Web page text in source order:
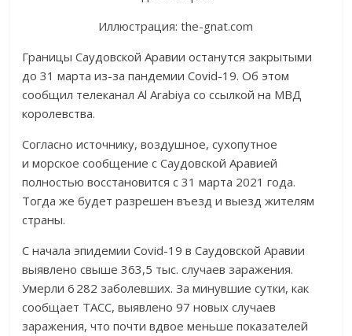
Иллюстрация: the-gnat.com
Границы Саудовской Аравии останутся закрытыми
до 31 марта из-за пандемии Covid-19. Об этом
сообщил телеканал Al Arabiya со ссылкой на МВД
королевства.
Согласно источнику, воздушное, сухопутное
и морское сообщение с Саудовской Аравией
полностью восстановится с 31 марта 2021 года.
Тогда же будет разрешен въезд и выезд жителям
страны.
С начала эпидемии Covid-19 в Саудовской Аравии
выявлено свыше 363,5 тыс. случаев заражения.
Умерли 6 282 заболевших. За минувшие сутки, как
сообщает ТАСС, выявлено 97 новых случаев
заражения, что почти вдвое меньше показателей